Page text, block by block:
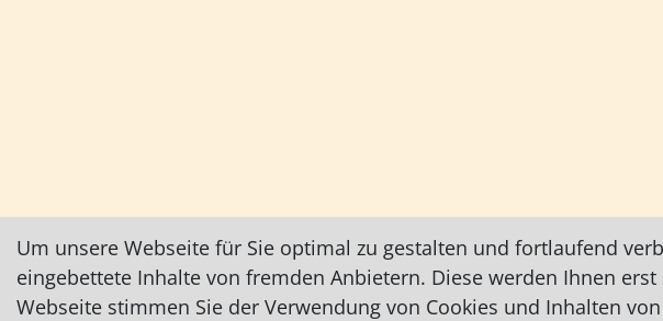
Um unsere Webseite für Sie optimal zu gestalten und fortlaufend
eingebettete Inhalte von fremden Anbietern. Diese werden Ihnen
Webseite stimmen Sie der Verwendung von Cookies und Inhalten